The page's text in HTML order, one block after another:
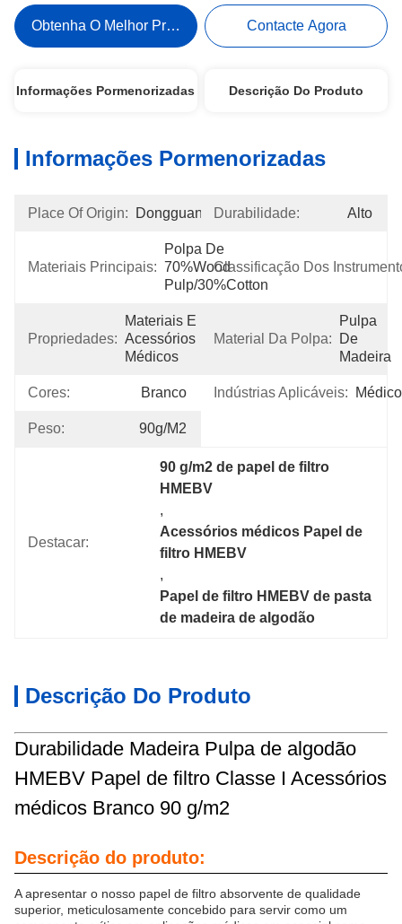
Obtenha O Melhor Preço Contacte Agora
Informações Pormenorizadas Descrição Do Produto
Informações Pormenorizadas
Place Of Origin: Dongguan Durabilidade: Alto
Materiais Principais:
Polpa De
70%Wood
Pulp/30%Cotton
Classificação Dos
Propriedades:
Materiais E
Acessórios
Médicos
Material Da Polpa:
Pulpa
De
Madeira
Cores: Branco Indústrias Aplicáveis: Médico
Peso: 90g/m2
Destacar:
90 g/m2 de papel de filtro
HMEBV
,
Acessórios médicos Papel de
filtro HMEBV
,
Papel de filtro HMEBV de pasta
de madeira de algodão
Descrição Do Produto
Durabilidade Madeira Pulpa de algodão
HMEBV Papel de filtro Classe I Acessórios
médicos Branco 90 g/m2
Descrição do produto:
A apresentar o nosso papel de filtro absorvente de qualidade
superior, meticulosamente concebido para servir como um